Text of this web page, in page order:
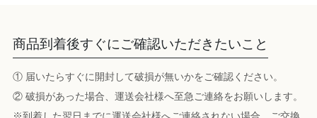
商品到着後すぐにご確認いただきたいこと
① 届いたらすぐに開封して破損が無いかをご確認ください。
② 破損があった場合、運送会社様へ至急ご連絡をお願いします。